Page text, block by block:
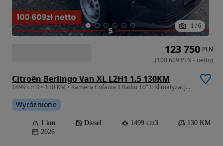
1 / 6
Citroën Berlingo Van XL L2H1 1.5 130KM
1499 cm3 • 130 KM • Kamera Cofania !! Radio 10" !! Klimatyzacja Automatyczna !!
Wyróżnione
1 km Diesel 1499 cm3
130 KM
2026
123 750 PLN
(100 609 PLN - netto)